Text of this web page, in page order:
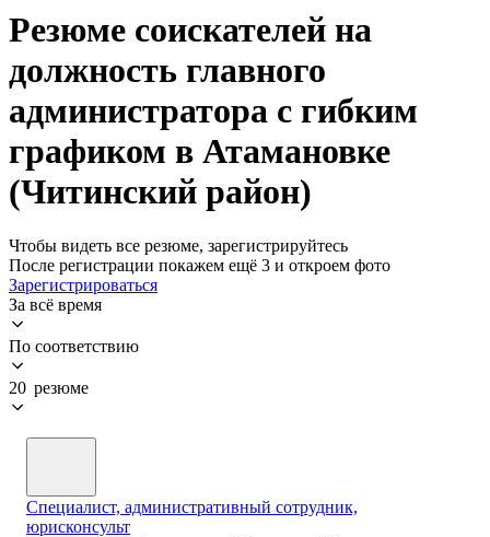
Резюме соискателей на
должность главного
администратора с гибким
графиком в Атамановке
(Читинский район)
Чтобы видеть все резюме, зарегистрируйтесь
После регистрации покажем ещё 3 и откроем фото
Зарегистрироваться
За всё время
По соответствию
20 резюме
Специалист, административный сотрудник,
юрисконсульт